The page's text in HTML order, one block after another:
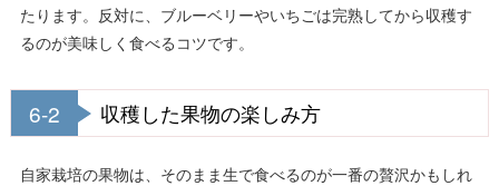
たります。反対に、ブルーベリーやいちごは完熟してから収穫す
るのが美味しく食べるコツです。
6-2 収穫した果物の楽しみ方
自家栽培の果物は、そのまま生で食べるのが一番の贅沢かもしれ